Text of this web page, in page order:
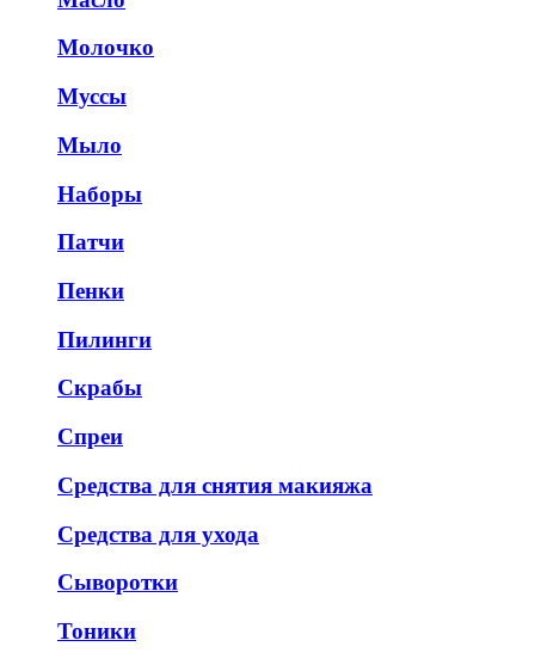
Молочко
Муссы
Мыло
Наборы
Патчи
Пенки
Пилинги
Скрабы
Спреи
Средства для снятия макияжа
Средства для ухода
Сыворотки
Тоники